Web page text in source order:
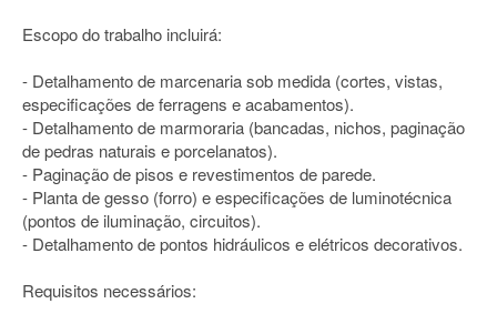
Escopo do trabalho incluirá:
- Detalhamento de marcenaria sob medida (cortes, vistas,
especificações de ferragens e acabamentos).
- Detalhamento de marmoraria (bancadas, nichos, paginação
de pedras naturais e porcelanatos).
- Paginação de pisos e revestimentos de parede.
- Planta de gesso (forro) e especificações de luminotécnica
(pontos de iluminação, circuitos).
- Detalhamento de pontos hidráulicos e elétricos decorativos.
Requisitos necessários: